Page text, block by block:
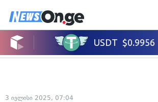
3 ივლისი 2025, 07:04